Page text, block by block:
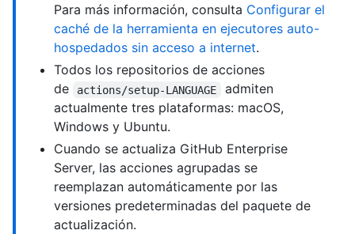
Para más información, consulta Configurar el
caché de la herramienta en ejecutores auto-
hospedados sin acceso a internet.
Todos los repositorios de acciones
de
actions/setup-LANGUAGE
admiten
actualmente tres plataformas: macOS,
Windows y Ubuntu.
Cuando se actualiza GitHub Enterprise
Server, las acciones agrupadas se
reemplazan automáticamente por las
versiones predeterminadas del paquete de
actualización.